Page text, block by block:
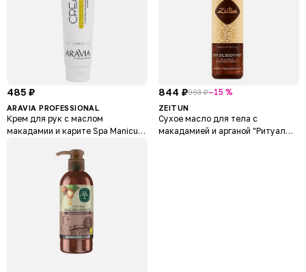
485 ₽
ARAVIA PROFESSIONAL
Крем для рук с маслом
макадамии и карите Spa Manicure
844 ₽993 ₽–15 %
ZEITUN
Сухое масло для тела с
макадамией и арганой "Ритуал